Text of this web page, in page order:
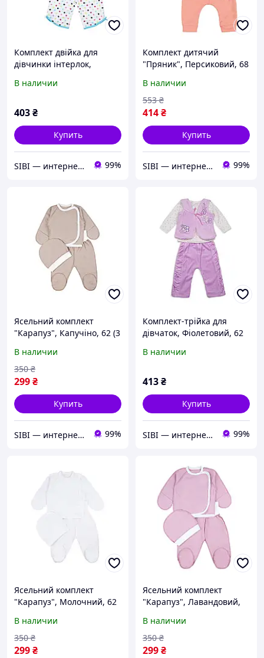
Комплект двійка для
дівчинки інтерлок,
В наличии
403₴
Купить
SIBI — интернет-магазин товаров для дома: текстиль, одежда для всей семьи 99%
Комплект дитячий
"Пряник", Персиковий, 68
В наличии
414₴
553 ₴
Купить
SIBI — интернет-магазин товаров для дома: текстиль, одежда для всей семьи 99%
Ясельний комплект
"Карапуз", Капучіно, 62 (3
В наличии
299₴
350 ₴
Купить
SIBI — интернет-магазин товаров для дома: текстиль, одежда для всей семьи 99%
Комплект-трійка для
дівчаток, Фіолетовий, 62
В наличии
413₴
Купить
SIBI — интернет-магазин товаров для дома: текстиль, одежда для всей семьи 99%
Ясельний комплект
"Карапуз", Молочний, 62
В наличии
299₴
350 ₴
Ясельний комплект
"Карапуз", Лавандовий,
В наличии
299₴
350 ₴